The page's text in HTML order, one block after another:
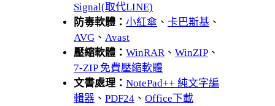
Signal(取代LINE)
防毒軟體： 小紅傘 、 卡巴斯基 、
AVG 、 Avast
壓縮軟體： WinRAR、 WinZIP 、
7-ZIP 免費壓縮軟體
文書處理： NotePad++ 純文字編
輯器 、 PDF24 、 Office下載